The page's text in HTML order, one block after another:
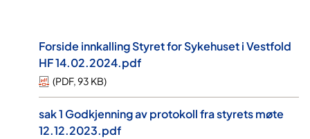
Forside innkalling Styret for Sykehuset i Vestfold
HF 14.02.2024.pdf
(PDF,93 KB)
sak 1 Godkjenning av protokoll fra styrets møte
12.12.2023.pdf